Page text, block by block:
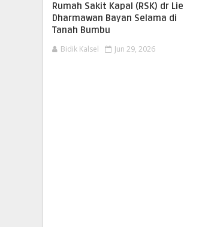
Rumah Sakit Kapal (RSK) dr Lie
Dharmawan Bayan Selama di
Tanah Bumbu
Bidik Kalsel Jun 29, 2026